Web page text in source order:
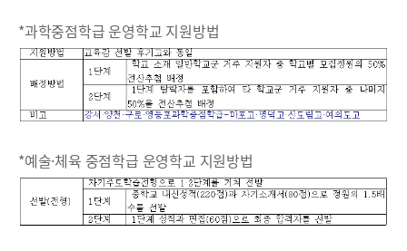
*과학중점학급 운영학교 지원방법
*예술·체육 중점학급 운영학교 지원방법